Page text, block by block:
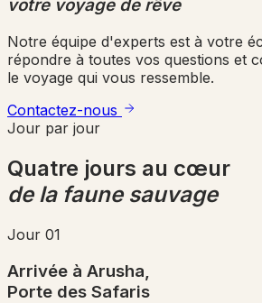
votre voyage de rêve
Notre équipe d'experts est à votre
répondre à toutes vos questions et
le voyage qui vous ressemble.
Contactez-nous
Jour par jour
Quatre jours au cœur
de la faune sauvage
Jour 01
Arrivée à Arusha,
Porte des Safaris